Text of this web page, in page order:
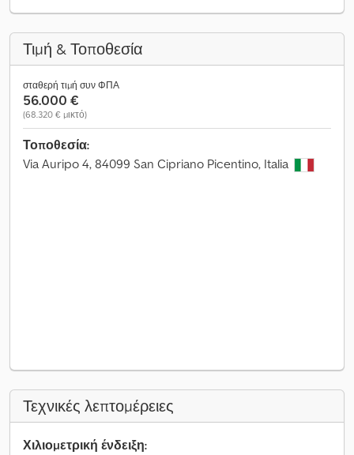
Τιμή & Τοποθεσία
σταθερή τιμή συν ΦΠΑ
56.000 €
(68.320 € μικτό)
Τοποθεσία:
Via Auripo 4, 84099 San Cipriano Picentino, Italia
Τεχνικές λεπτομέρειες
Χιλιομετρική ένδειξη: